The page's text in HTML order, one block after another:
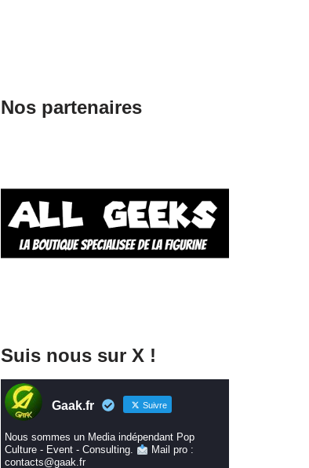
Nos partenaires
Suis nous sur X !
Gaak.fr Suivre
Nous sommes un Media indépendant Pop
Culture - Event - Consulting.
Mail pro :
contacts@gaak.fr